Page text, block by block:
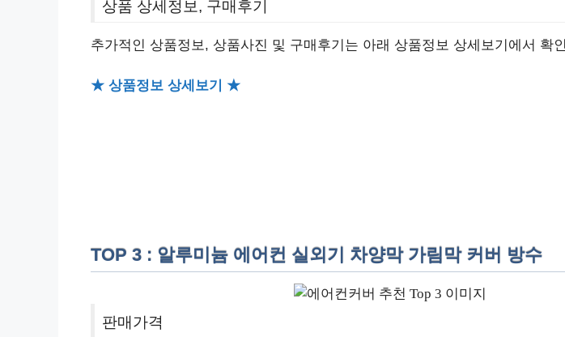
상품 상세정보, 구매후기
추가적인 상품정보, 상품사진 및 구매후기는 아래 상품정보 상세보기에서 확
★ 상품정보 상세보기 ★
TOP 3 : 알루미늄 에어컨 실외기 차양막 가림막 커버 방수
판매가격